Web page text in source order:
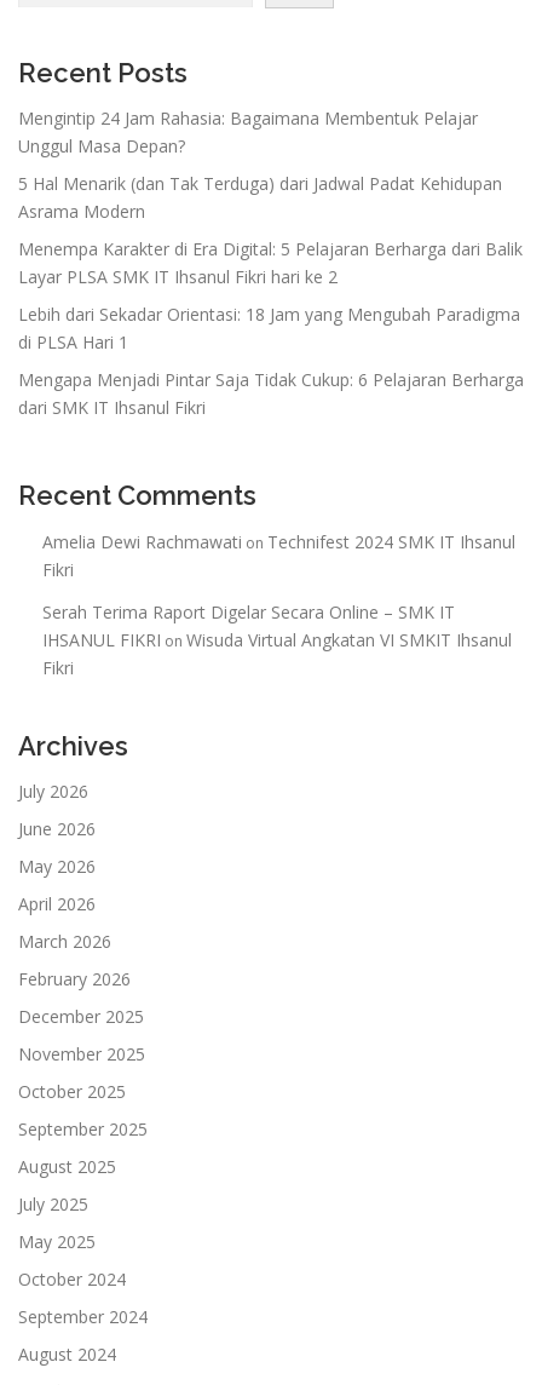
Recent Posts
Mengintip 24 Jam Rahasia: Bagaimana Membentuk Pelajar
Unggul Masa Depan?
5 Hal Menarik (dan Tak Terduga) dari Jadwal Padat Kehidupan
Asrama Modern
Menempa Karakter di Era Digital: 5 Pelajaran Berharga dari Balik
Layar PLSA SMK IT Ihsanul Fikri hari ke 2
Lebih dari Sekadar Orientasi: 18 Jam yang Mengubah Paradigma
di PLSA Hari 1
Mengapa Menjadi Pintar Saja Tidak Cukup: 6 Pelajaran Berharga
dari SMK IT Ihsanul Fikri
Recent Comments
Amelia Dewi Rachmawati on Technifest 2024 SMK IT Ihsanul
Fikri
Serah Terima Raport Digelar Secara Online – SMK IT
IHSANUL FIKRI on Wisuda Virtual Angkatan VI SMKIT Ihsanul
Fikri
Archives
July 2026
June 2026
May 2026
April 2026
March 2026
February 2026
December 2025
November 2025
October 2025
September 2025
August 2025
July 2025
May 2025
October 2024
September 2024
August 2024